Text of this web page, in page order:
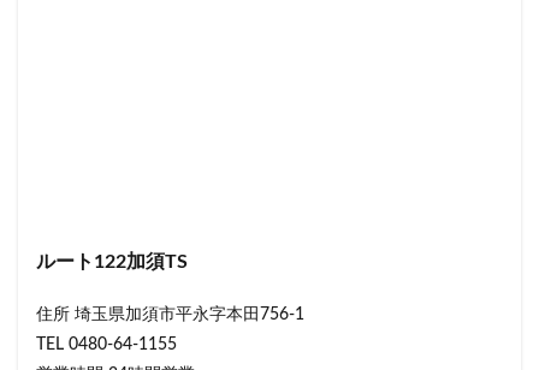
ルート122加須TS
住所 埼玉県加須市平永字本田756-1
TEL 0480-64-1155